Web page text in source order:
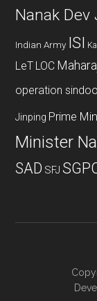
Nanak Dev
Indian Army ISI
LeT LOC
operation
Jinping Prime
Minister
SAD SFJ